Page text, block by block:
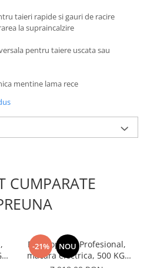
taieri rapide si gauri de racire
la supraincalzire
pentru taiere uscata sau
mentine lama rece
CUMPARATE
-21% NOU
Electropalan Profesional,
macara electrica, 500 KG,